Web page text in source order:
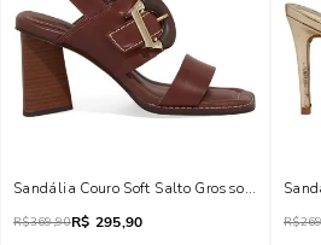
Sandália Couro Soft Salto Grosso Marrom
R$369,90R$ 295,90 R$